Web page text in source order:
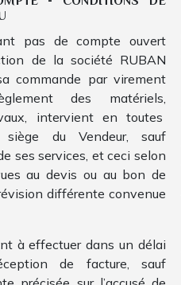
pas de compte ouvert
de la société RUBAN
commande par virement
des matériels,
intervient en toutes
siège du Vendeur, sauf
ses services, et ceci selon
au devis ou au bon de
différente convenue
à effectuer dans un délai
de facture, sauf